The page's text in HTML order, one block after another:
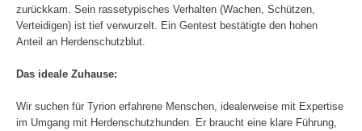
zurückkam. Sein rassetypisches Verhalten (Wachen, Schützen,
Verteidigen) ist tief verwurzelt. Ein Gentest bestätigte den hohen
Anteil an Herdenschutzblut.
Das ideale Zuhause:
Wir suchen für Tyrion erfahrene Menschen, idealerweise mit Expertise
im Umgang mit Herdenschutzhunden. Er braucht eine klare Führung,